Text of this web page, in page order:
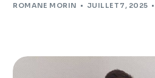
ROMANE MORIN JUILLET 7, 2025